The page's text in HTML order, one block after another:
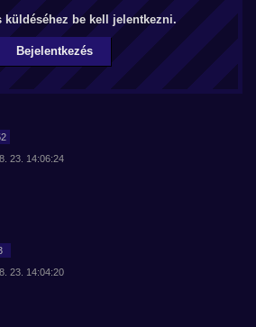
küldéséhez be kell jelentkezni.
Bejelentkezés
23. 14:06:24
23. 14:04:20